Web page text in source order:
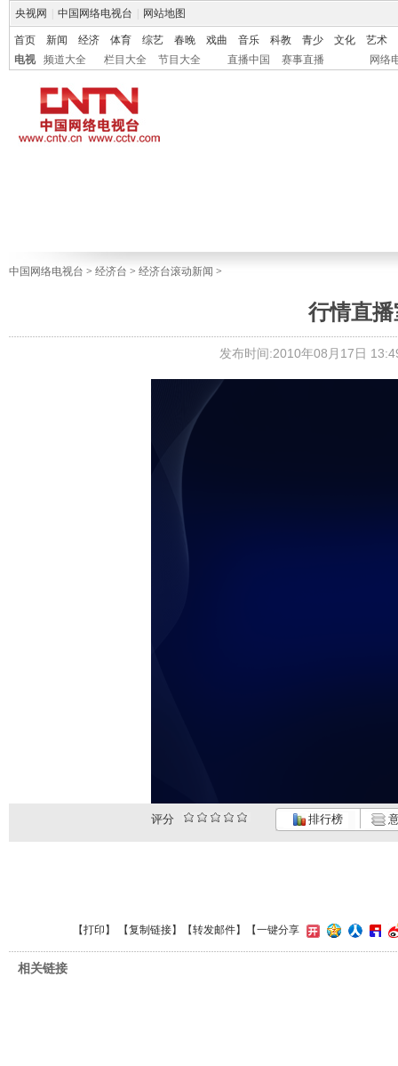
央视网 中国网络电视台 网站地图
首页 新闻 经济 体育 综艺 春晚 戏曲 音乐 科教 青少 文化
艺术
电视
频道大全 栏目大全 节目大全 直播中国 赛事直播 网络
中国网络电视台 > 经济台 > 经济台滚动新闻 >
行情直播
发布时间:2010年08月17日
评分 排行榜
【打印 】 【复制链接】【转发邮件】 【一键分享
相关链接